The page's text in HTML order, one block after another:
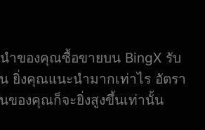
ำของคุณซื้อขายบน BingX รับ
ยิ่งคุณแนะนำมากเท่าไร อัตรา
ของคุณก็จะยิ่งสูงขึ้นเท่านั้น